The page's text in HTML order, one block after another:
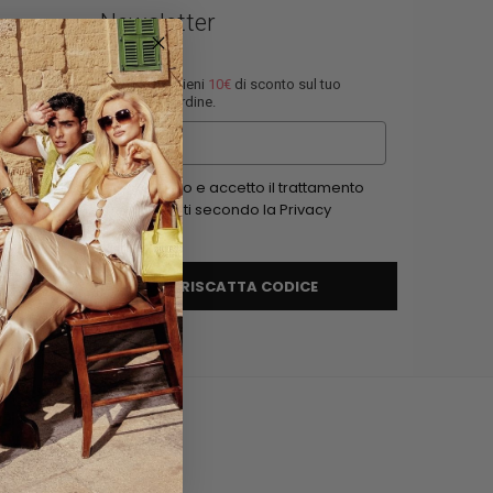
Newsletter
Iscriviti e ottieni 10€ di sconto sul tuo
prossimo ordine.
Email
Ho letto e accetto il trattamento
dei dati secondo la Privacy
Policy
RISCATTA CODICE